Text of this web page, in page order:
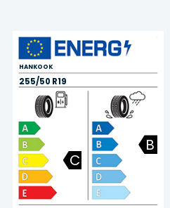
HANKOOK
255/50 R19
C
B